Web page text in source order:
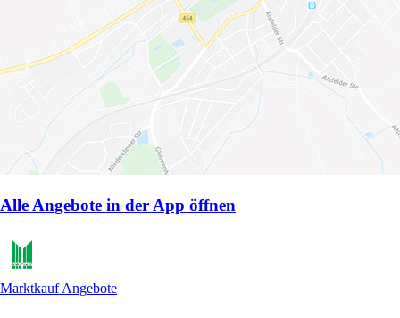
Alle Angebote in der App öffnen
Marktkauf Angebote